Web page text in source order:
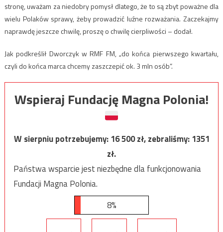
stronę, uważam za niedobry pomysł dlatego, że to są zbyt poważne dla
wielu Polaków sprawy, żeby prowadzić luźne rozważania. Zaczekajmy
naprawdę jeszcze chwilę, proszę o chwilę cierpliwości – dodał.
Jak podkreślił Dworczyk w RMF FM, „do końca pierwszego kwartału,
czyli do końca marca chcemy zaszczepić ok. 3 mln osób”.
Wspieraj Fundację Magna Polonia!
W sierpniu potrzebujemy:16 500zł, zebraliśmy:1351
zł.
Państwa wsparcie jest niezbędne dla funkcjonowania
Fundacji Magna Polonia.
8%